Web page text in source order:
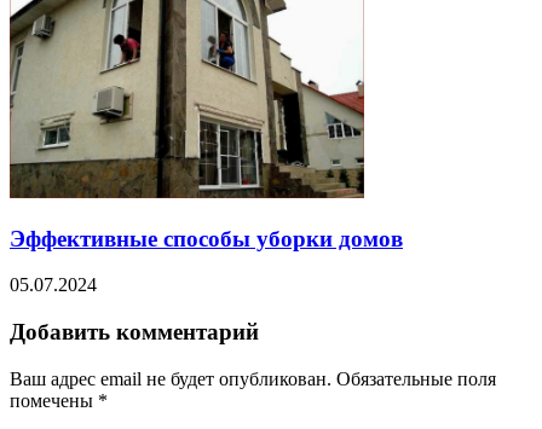
Эффективные способы уборки домов
05.07.2024
Добавить комментарий
Ваш адрес email не будет опубликован. Обязательные поля
помечены *